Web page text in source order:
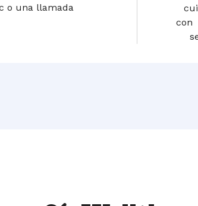
o una llamada
con